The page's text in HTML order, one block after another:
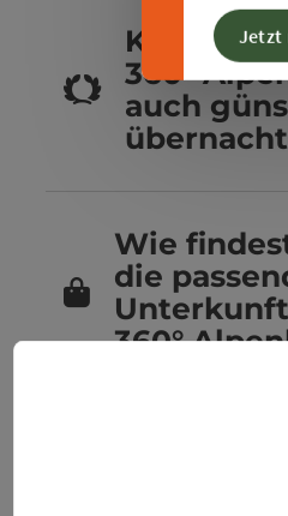
Jetzt
Kannst
360°
auch
Wie
die
360°
Sind